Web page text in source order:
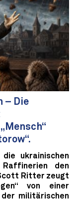
– Die
ukrainischen
den
Ritter zeugt
von einer
der militärischen